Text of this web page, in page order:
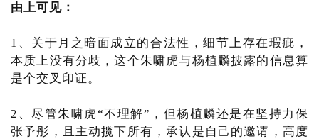
由上可见：
1、关于月之暗面成立的合法性，细节上存在瑕疵，
本质上没有分歧，这个朱啸虎与杨植麟披露的信息算
是个交叉印证。
2、尽管朱啸虎“不理解”，但杨植麟还是在坚持力保
张予彤，且主动揽下所有，承认是自己的邀请，高度